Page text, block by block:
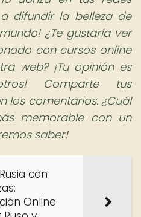
difundir la belleza de
¿Te gustaría ver
con cursos online
web? ¡Tu opinión es
Comparte tus
los comentarios. ¿Cuál
memorable con un
saber!
con
Online